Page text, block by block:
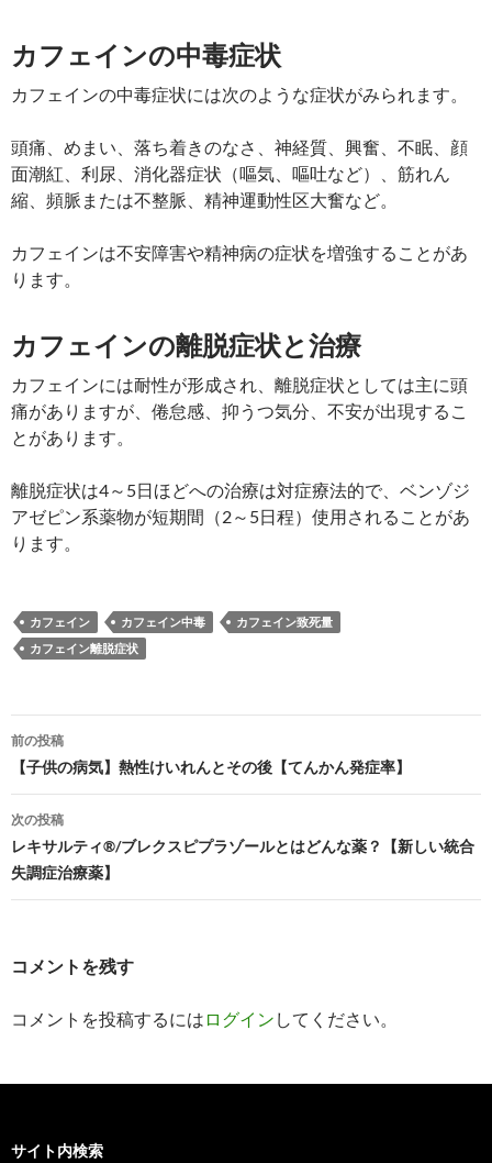
カフェインの中毒症状
カフェインの中毒症状には次のような症状がみられます。
頭痛、めまい、落ち着きのなさ、神経質、興奮、不眠、顔
面潮紅、利尿、消化器症状（嘔気、嘔吐など）、筋れん
縮、頻脈または不整脈、精神運動性区大奮など。
カフェインは不安障害や精神病の症状を増強することがあ
ります。
カフェインの離脱症状と治療
カフェインには耐性が形成され、離脱症状としては主に頭
痛がありますが、倦怠感、抑うつ気分、不安が出現するこ
とがあります。
離脱症状は4～5日ほどへの治療は対症療法的で、ベンゾジ
アゼピン系薬物が短期間（2～5日程）使用されることがあ
ります。
カフェイン カフェイン中毒
カフェイン致死量
カフェイン離脱症状
投
稿
ナ
ビ
ゲ
シ
前の投稿
【子供の病気】熱性けいれんとその後【てんかん発症率】
次の投稿
レキサルティ®/ブレクスピプラゾールとはどんな薬？【新しい統合
失調症治療薬】
コメントを残す
コメントを投稿するには ログイン してください。
サイト内検索